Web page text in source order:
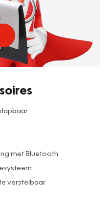
met Bluetooth
verstelbaar